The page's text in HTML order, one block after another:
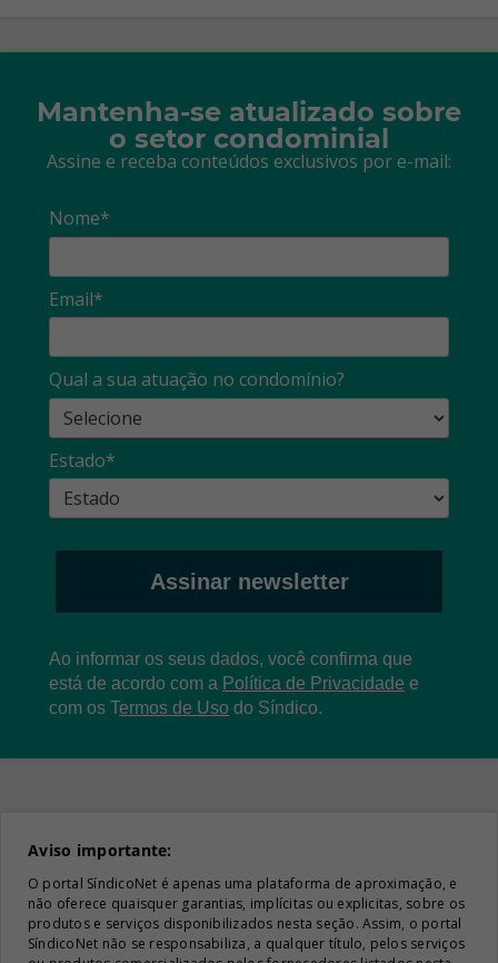
Mantenha-se atualizado sobre
o setor condominial
Assine e receba conteúdos exclusivos por e-mail:
Nome*
Email*
Qual a sua atuação no condomínio?
Estado*
Assinar newsletter
Ao informar os seus dados, você confirma que
está de acordo com a Política de Privacidade e
com os Termos de Uso do Síndico.
Aviso importante:
O portal SíndicoNet é apenas uma plataforma de aproximação, e
não oferece quaisquer garantias, implícitas ou explicitas, sobre os
produtos e serviços disponibilizados nesta seção. Assim, o portal
SíndicoNet não se responsabiliza, a qualquer título, pelos serviços